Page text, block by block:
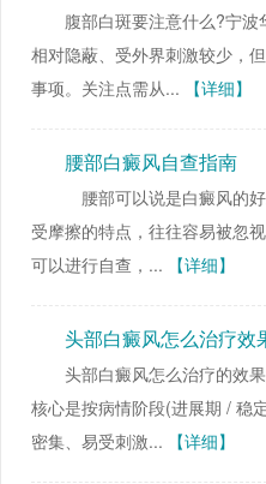
腹部白斑要注意什么?宁
相对隐蔽、受外界刺激较少，
事项。关注点需从...
【详细】
腰部白癜风自查指南
腰部可以说是白癜风的
受摩擦的特点，往往容易被忽
可以进行自查，...
【详细】
头部白癜风怎么治疗效
头部白癜风怎么治疗的效
核心是按病情阶段(进展期 / 稳
密集、易受刺激...
【详细】